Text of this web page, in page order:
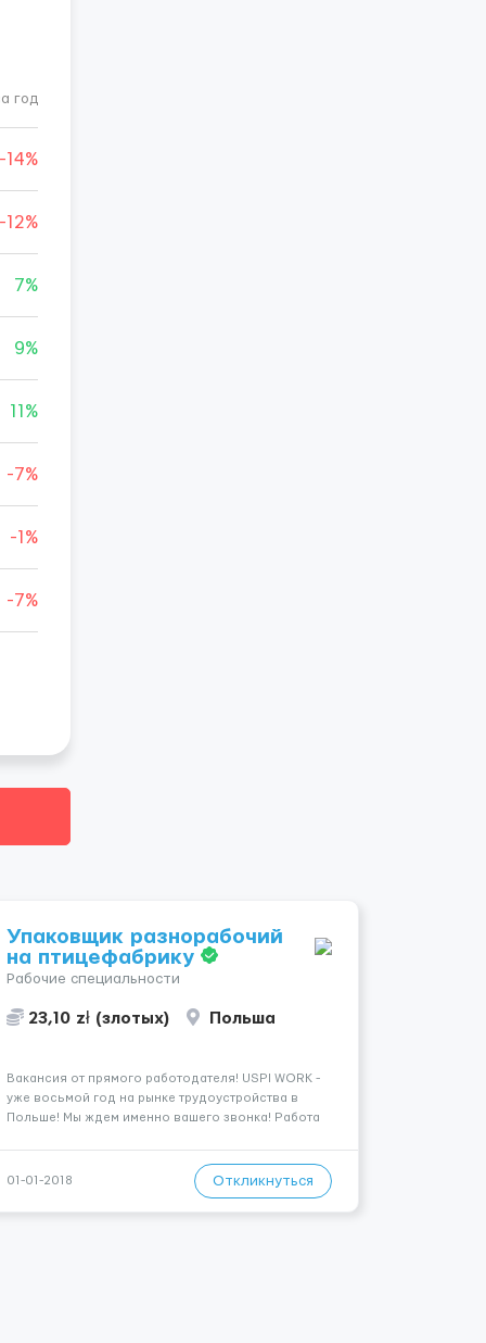
год
-14%
-12%
7%
9%
11%
-7%
-1%
-7%
Упаковщик разнорабочий
на птицефабрику
Рабочие специальности
23,10 zł (злотых) Польша
Вакансия от прямого работодателя! USPI WORK -
уже восьмой год на рынке трудоустройства в
Польше! Мы ждем именно вашего звонка! Работа
птицефабрику с хорошими отзывами и
комфортными условиями работы! (пти...
01-01-2018 Откликнуться